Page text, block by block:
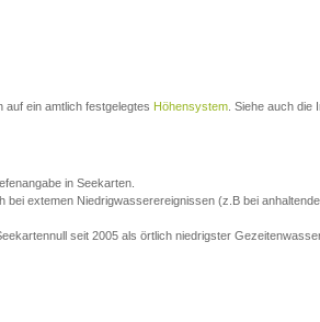
auf ein amtlich festgelegtes Höhensystem . Siehe auch
in Seekarten.
bei extemen Niedrigwasserereignissen (z.B bei
seit 2005 als örtlich niedrigster